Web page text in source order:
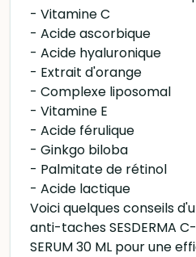
- Vitamine C
- Acide ascorbique
- Acide hyaluronique
- Extrait d'orange
- Complexe liposomal
- Vitamine E
- Acide férulique
- Ginkgo biloba
- Palmitate de rétinol
- Acide lactique
Voici quelques conseils
anti-taches SESDERMA
SERUM 30 ML pour une